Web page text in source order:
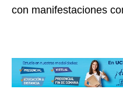
con manifestaciones